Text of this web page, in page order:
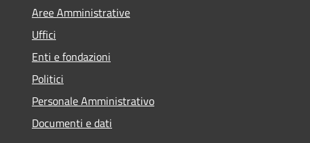
Aree Amministrative
Uffici
Enti e fondazioni
Politici
Personale Amministrativo
Documenti e dati